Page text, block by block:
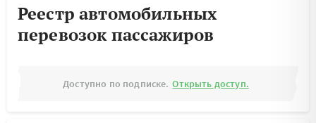
Реестр автомобильных
перевозок пассажиров
Доступно по подписке. Открыть доступ.